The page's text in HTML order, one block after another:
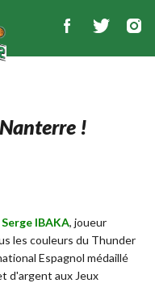
!
Serge IBAKA, joueur
les couleurs du Thunder
Espagnol médaillé
d'argent aux Jeux